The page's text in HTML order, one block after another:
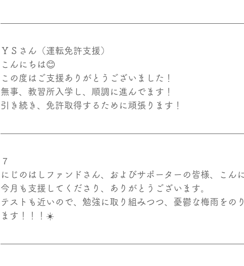
ＹＳさん（運転免許支援）
こんにちは😊
この度はご支援ありがとうございました！
無事、教習所入学し、順調に進んでます！
引き続き、免許取得するために頑張ります！
７
にじのはしファンドさん、およびサポーターの皆様、こん
今月も支援してくださり、ありがとうございます。
テストも近いので、勉強に取り組みつつ、憂鬱な梅雨をの
ます！！！☀️